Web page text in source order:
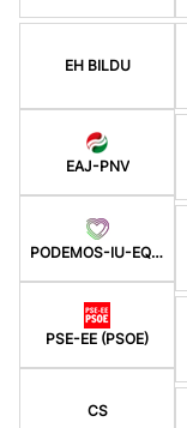
EH BILDU
EAJ-PNV
PODEMOS-IU-EQUO BERD
PSE-EE (PSOE)
CS